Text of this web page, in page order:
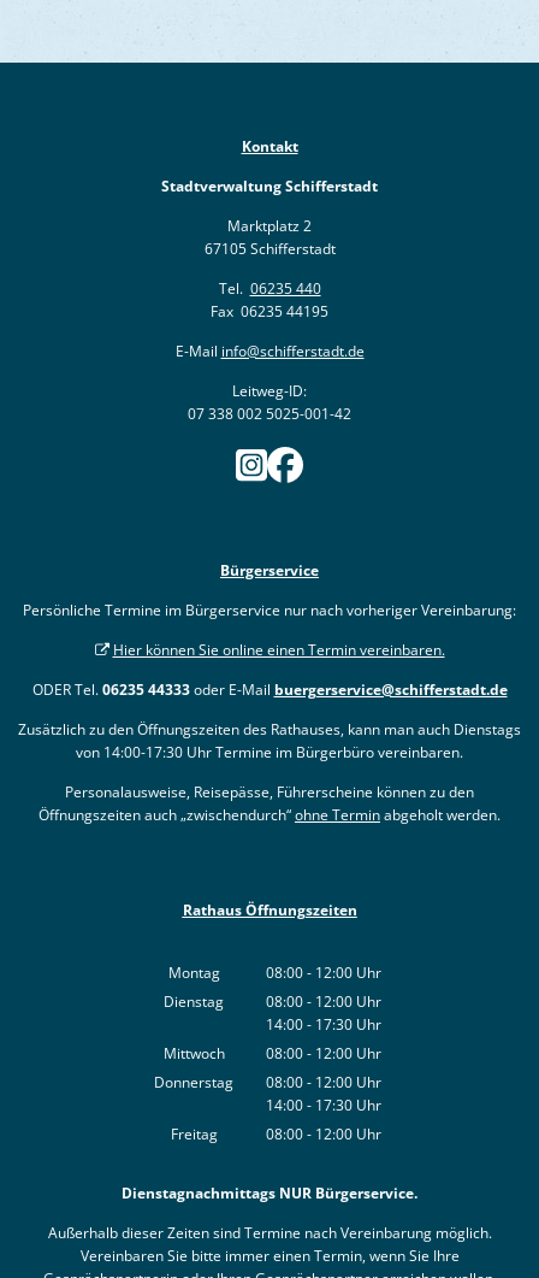
Kontakt
Stadtverwaltung Schifferstadt
Marktplatz 2
67105 Schifferstadt
Tel. 06235 440
Fax 06235 44195
E-Mail info@schifferstadt.de
Leitweg-ID:
07 338 002 5025-001-42
Bürgerservice
Persönliche Termine im Bürgerservice nur nach vorheriger Vereinbarung:
Hier können Sie online einen Termin vereinbaren.
ODER Tel.06235 44333oder E-Mail buergerservice@schifferstadt.de
Zusätzlich zu den Öffnungszeiten des Rathauses, kann man auch Dienstags
von 14:00-17:30 Uhr Termine im Bürgerbüro vereinbaren.
Personalausweise, Reisepässe, Führerscheine können zu den
Öffnungszeiten auch „zwischendurch“ohne Terminabgeholt werden.
Rathaus Öffnungszeiten
Montag 08:00- 12:00 Uhr
Von 08:00 bis 12:00 Uhr
Dienstag 08:00- 12:00 Uhr
Von 08:00 bis 12:00 Uhr
14:00- 17:30 Uhr
Von 14:00 bis 17:30 Uhr
Mittwoch 08:00- 12:00 Uhr
Von 08:00 bis 12:00 Uhr
Donnerstag 08:00- 12:00 Uhr
Von 08:00 bis 12:00 Uhr
14:00- 17:30 Uhr
Von 14:00 bis 17:30 Uhr
Freitag 08:00- 12:00 Uhr
Dienstagnachmittags NUR Bürgerservice.
Außerhalb dieser Zeiten sind Termine nach Vereinbarung möglich.
Vereinbaren Sie bitte immer einen Termin, wenn Sie Ihre